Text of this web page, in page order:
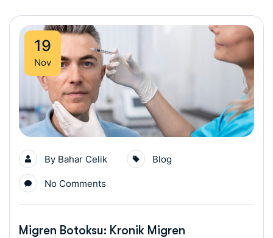
19
Nov
By Bahar Celik Blog
No Comments
Migren Botoksu: Kronik Migren